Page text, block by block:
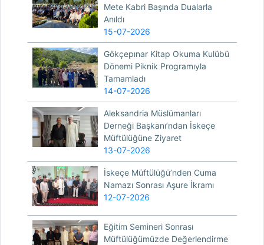
Mete Kabri Başında Dualarla
Anıldı
15-07-2026
Gökçepınar Kitap Okuma Kulübü
Dönemi Piknik Programıyla
Tamamladı
14-07-2026
Aleksandria Müslümanları
Derneği Başkanı’ndan İskeçe
Müftülüğüne Ziyaret
13-07-2026
İskeçe Müftülüğü’nden Cuma
Namazı Sonrası Aşure İkramı
12-07-2026
Eğitim Semineri Sonrası
Müftülüğümüzde Değerlendirme